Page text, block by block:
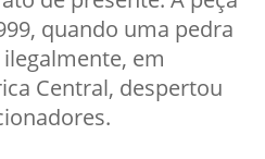
quando uma pedra
em
Central, despertou